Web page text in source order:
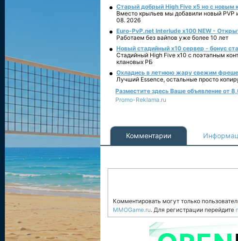
Старый добрый High Five x5 но с новым
Вместо крыльев мы добавили новый PVP
08. 2026
Euro-PvP.net Interlude х100 NEW -
Работаем без вайпов уже более 10 лет
Новый стадийный х10 сервер - бонус
Стадийный High Five x10 с поэтапным
клановых РБ
Охладись в летнюю жару свежим
Лучший Essence, остальные просто
Разместите здесь Ваше объявление от
Promo-Reklama.ru
Комментарии
Комментировать могут только
MMOGame.ru. Для регистрации перейдите